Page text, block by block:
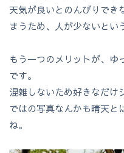
天気が良いとのんびりでき
まうため、人が少ないとい
もう一つのメリットが、ゆ
です。
混雑しないため好きなだけ
ではの写真なんかも晴天と
ね。